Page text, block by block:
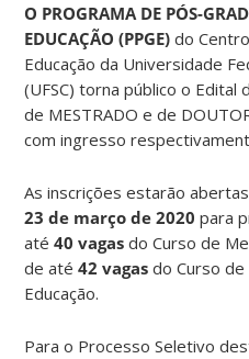
O PROGRAMA DE PÓS-
EDUCAÇÃO (PPGE) do
Educação da Universidade
(UFSC) torna público o Edital
de MESTRADO e de
com ingresso
As inscrições estarão
23 de março de 2020para
até40 vagas do Curso de
de até42 vagas do Curso
Educação.
Para o Processo Seletivo